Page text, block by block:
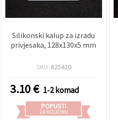
Silikonski kalup za izradu
privjesaka, 128x130x5 mm
SKU: 825420
3.10€ 1-2 komad
POPUSTI
ZA KOLIČINU